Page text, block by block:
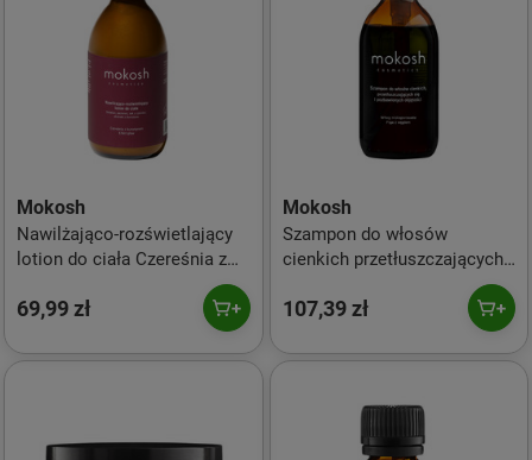
Mokosh
Nawilżająco-rozświetlający
lotion do ciała Czereśnia z
69,99 zł
Mokosh
Szampon do włosów
cienkich przetłuszczających
się i pozbawionych objętości
Figa z węglem 200ml
107,39 zł